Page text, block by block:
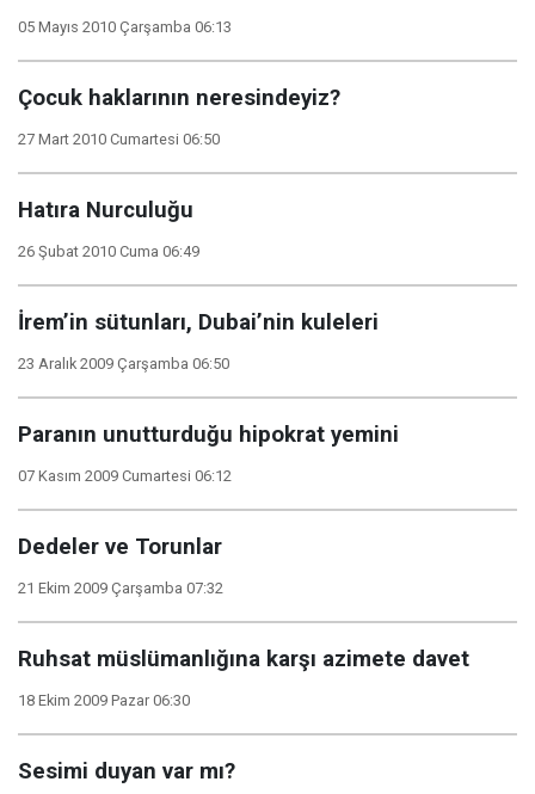
05 Mayıs 2010 Çarşamba 06:13
Çocuk haklarının neresindeyiz?
27 Mart 2010 Cumartesi 06:50
Hatıra Nurculuğu
26 Şubat 2010 Cuma 06:49
İrem’in sütunları, Dubai’nin kuleleri
23 Aralık 2009 Çarşamba 06:50
Paranın unutturduğu hipokrat yemini
07 Kasım 2009 Cumartesi 06:12
Dedeler ve Torunlar
21 Ekim 2009 Çarşamba 07:32
Ruhsat müslümanlığına karşı azimete davet
18 Ekim 2009 Pazar 06:30
Sesimi duyan var mı?